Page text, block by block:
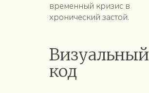
временный кризис в
хронический застой.
Визуальный
код